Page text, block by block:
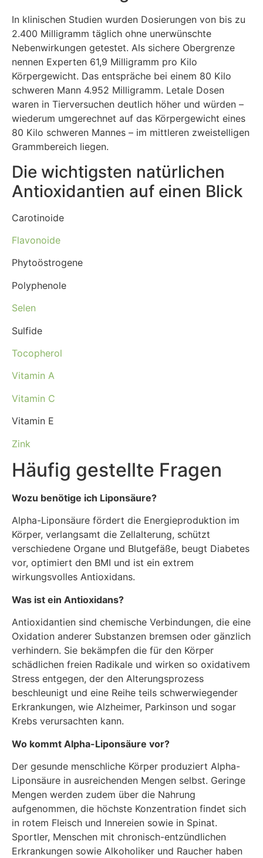
In klinischen Studien wurden Dosierungen von bis zu
2.400 Milligramm täglich ohne unerwünschte
Nebenwirkungen getestet. Als sichere Obergrenze
nennen Experten 61,9 Milligramm pro Kilo
Körpergewicht. Das entspräche bei einem 80 Kilo
schweren Mann 4.952 Milligramm. Letale Dosen
waren in Tierversuchen deutlich höher und würden –
wiederum umgerechnet auf das Körpergewicht eines
80 Kilo schweren Mannes – im mittleren zweistelligen
Grammbereich liegen.
Die wichtigsten natürlichen
Antioxidantien auf einen Blick
Carotinoide
Flavonoide
Phytoöstrogene
Polyphenole
Selen
Sulfide
Tocopherol
Vitamin A
Vitamin C
Vitamin E
Zink
Häufig gestellte Fragen
Wozu benötige ich Liponsäure?
Alpha-Liponsäure fördert die Energieproduktion im
Körper, verlangsamt die Zellalterung, schützt
verschiedene Organe und Blutgefäße, beugt Diabetes
vor, optimiert den BMI und ist ein extrem
wirkungsvolles Antioxidans.
Was ist ein Antioxidans?
Antioxidantien sind chemische Verbindungen, die eine
Oxidation anderer Substanzen bremsen oder gänzlich
verhindern. Sie bekämpfen die für den Körper
schädlichen freien Radikale und wirken so oxidativem
Stress entgegen, der den Alterungsprozess
beschleunigt und eine Reihe teils schwerwiegender
Erkrankungen, wie Alzheimer, Parkinson und sogar
Krebs verursachten kann.
Wo kommt Alpha-Liponsäure vor?
Der gesunde menschliche Körper produziert Alpha-
Liponsäure in ausreichenden Mengen selbst. Geringe
Mengen werden zudem über die Nahrung
aufgenommen, die höchste Konzentration findet sich
in rotem Fleisch und Innereien sowie in Spinat.
Sportler, Menschen mit chronisch-entzündlichen
Erkrankungen sowie Alkoholiker und Raucher haben